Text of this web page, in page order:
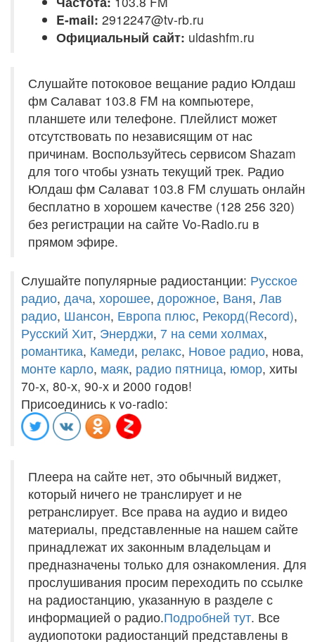
E-mail: 2912247@tv-rb.ru
Официальный сайт: uldashfm.ru
Слушайте потоковое вещание радио Юлдаш
фм Салават 103.8 FM на компьютере,
планшете или телефоне. Плейлист может
отсутствовать по независящим от нас
причинам. Воспользуйтесь сервисом Shazam
для того чтобы узнать текущий трек. Радио
Юлдаш фм Салават 103.8 FM слушать онлайн
бесплатно в хорошем качестве (128 256 320)
без регистрации на сайте Vo-Radio.ru в
прямом эфире.
Слушайте популярные радиостанции: Русское
радио, дача, хорошее, дорожное, Ваня, Лав
радио, Шансон, Европа плюс, Рекорд(Record),
Русский Хит, Энерджи, 7 на семи холмах,
романтика, Камеди, релакс, Новое радио, нова,
монте карло, маяк, радио пятница, юмор, хиты
70-х, 80-х, 90-х и 2000 годов!
Присоединись к vo-radio:
Плеера на сайте нет, это обычный виджет,
который ничего не транслирует и не
ретранслирует. Все права на аудио и видео
материалы, представленные на нашем сайте
принадлежат их законным владельцам и
предназначены только для ознакомления. Для
прослушивания просим переходить по ссылке
на радиостанцию, указанную в разделе с
информацией о радио.Подробней тут. Все
аудиопотоки радиостанций представлены в